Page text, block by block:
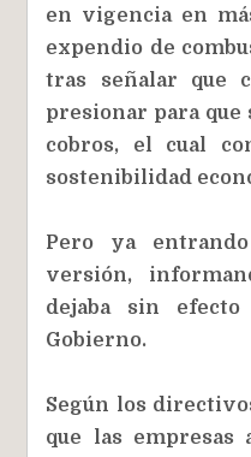
en vigencia en
expendio de
tras señalar que
presionar para que
cobros, el cual
sostenibilidad
Pero ya
versión,
dejaba sin
Gobierno.
Según los
que las empresas